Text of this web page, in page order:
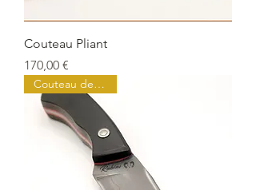
Couteau Pliant
Prix
170,00 €
Couteau de chasse